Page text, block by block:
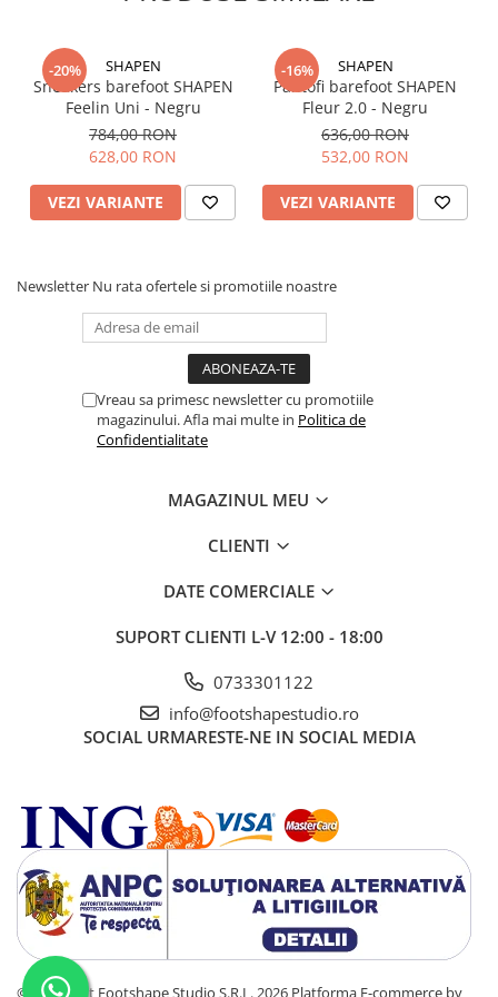
-20% SHAPEN
Sneakers barefoot SHAPEN
Feelin Uni - Negru
784,00 RON
628,00 RON
VEZI VARIANTE
-16% SHAPEN
Pantofi barefoot SHAPEN
Fleur 2.0 - Negru
636,00 RON
532,00 RON
VEZI VARIANTE
Newsletter Nu rata ofertele si promotiile noastre
Vreau sa primesc newsletter cu promotiile
magazinului. Afla mai multe in Politica de
Confidentialitate
MAGAZINUL MEU
CLIENTI
DATE COMERCIALE
SUPORT CLIENTI L-V 12:00 - 18:00
0733301122
info@footshapestudio.ro
SOCIAL URMARESTE-NE IN SOCIAL MEDIA
©Copyright Footshape Studio S.R.L. 2026 Platforma E-commerce by